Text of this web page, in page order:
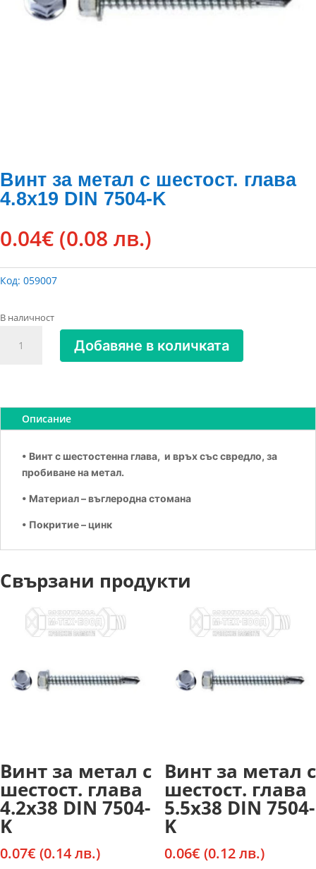
Винт за метал с шестост. глава
4.8х19 DIN 7504-K
0.04€ (0.08 лв.)
Код: 059007
В наличност
шестост.
7504-
Добавяне в количката
Описание
• Винт с шестостенна глава, и връх със свредло, за
пробиване на метал.
• Материал – въглеродна стомана
• Покритие – цинк
Свързани продукти
Винт за метал с
шестост. глава
4.2х38 DIN 7504-
K
0.07€ (0.14 лв.)
Винт за метал с
шестост. глава
5.5х38 DIN 7504-
K
0.06€ (0.12 лв.)